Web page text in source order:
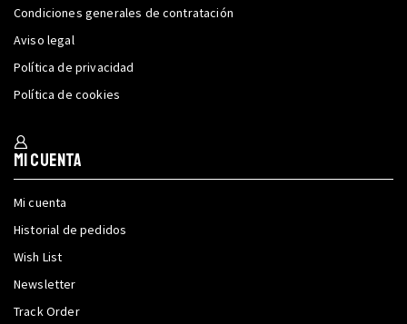
Condiciones generales de contratación
Aviso legal
Política de privacidad
Política de cookies
Mi cuenta
Mi cuenta
Historial de pedidos
Wish List
Newsletter
Track Order